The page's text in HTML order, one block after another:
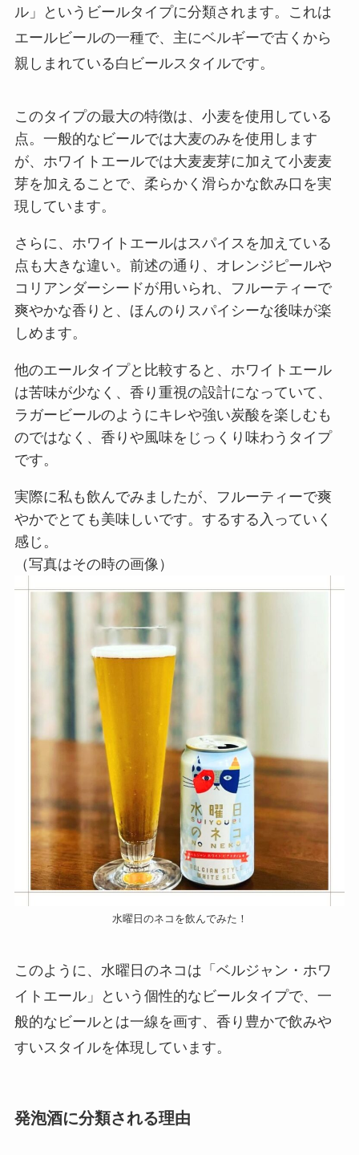
ル」というビールタイプに分類されます。これは
エールビールの一種で、主にベルギーで古くから
親しまれている白ビールスタイルです。
このタイプの最大の特徴は、小麦を使用している
点。一般的なビールでは大麦のみを使用します
が、ホワイトエールでは大麦麦芽に加えて小麦麦
芽を加えることで、柔らかく滑らかな飲み口を実
現しています。
さらに、ホワイトエールはスパイスを加えている
点も大きな違い。前述の通り、オレンジピールや
コリアンダーシードが用いられ、フルーティーで
爽やかな香りと、ほんのりスパイシーな後味が楽
しめます。
他のエールタイプと比較すると、ホワイトエール
は苦味が少なく、香り重視の設計になっていて、
ラガービールのようにキレや強い炭酸を楽しむも
のではなく、香りや風味をじっくり味わうタイプ
です。
実際に私も飲んでみましたが、フルーティーで爽
やかでとても美味しいです。するする入っていく
感じ。
（写真はその時の画像）
水曜日のネコを飲んでみた！
このように、水曜日のネコは「ベルジャン・ホワ
イトエール」という個性的なビールタイプで、一
般的なビールとは一線を画す、香り豊かで飲みや
すいスタイルを体現しています。
発泡酒に分類される理由